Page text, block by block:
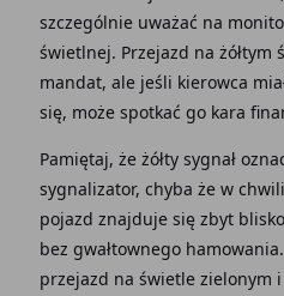
szczególnie uważać na
świetlnej. Przejazd na żółtym
mandat, ale jeśli kierowca
się, może spotkać go kara
Pamiętaj, że żółty sygnał
sygnalizator, chyba że w
pojazd znajduje się zbyt
bez gwałtownego
przejazd na świetle zielonym